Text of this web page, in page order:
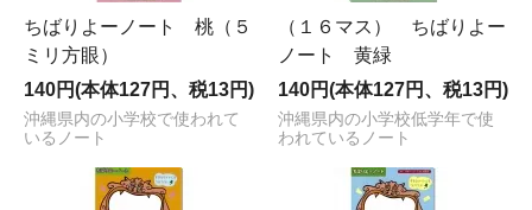
ちばりよーノート 桃（５
ミリ方眼）
140円(本体127円、税13円)
沖縄県内の小学校で使われて
いるノート
（１６マス） ちばりよー
ノート 黄緑
140円(本体127円、税13円)
沖縄県内の小学校低学年で使
われているノート